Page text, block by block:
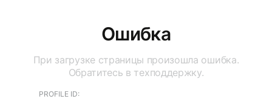
Ошибка
При загрузке страницы произошла ошибка.
Обратитесь в техподдержку.
PROFILE ID: